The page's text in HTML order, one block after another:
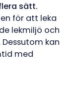
sätt.
för att leka
lekmiljö och
kan
med